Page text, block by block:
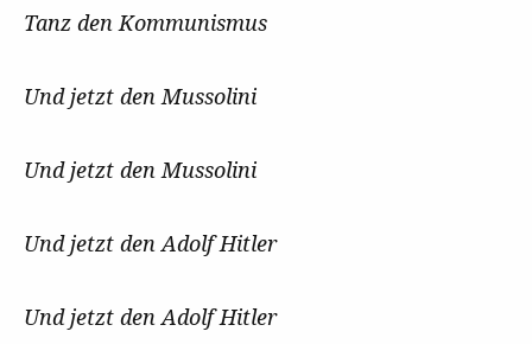
Tanz den Kommunismus
Und jetzt den Mussolini
Und jetzt den Mussolini
Und jetzt den Adolf Hitler
Und jetzt den Adolf Hitler